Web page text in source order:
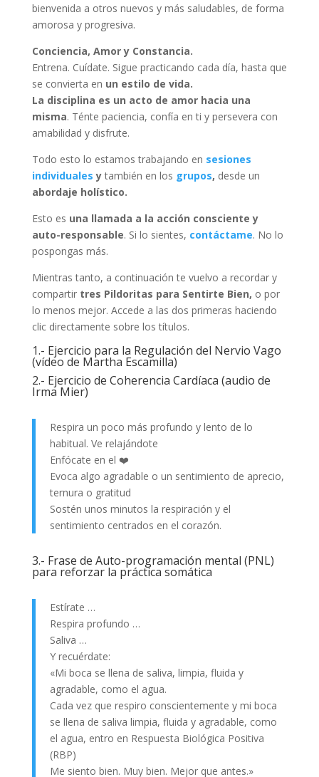
bienvenida a otros nuevos y más saludables, de forma
amorosa y progresiva.
Conciencia, Amor y Constancia.
Entrena. Cuídate. Sigue practicando cada día, hasta que
se convierta en un estilo de vida.
La disciplina es un acto de amor hacia una
misma. Ténte paciencia, confía en ti y persevera con
amabilidad y disfrute.
Todo esto lo estamos trabajando en sesiones
individuales ytambién en los grupos, desde un
abordaje holístico.
Esto es una llamada a la acción consciente y
auto-responsable. Si lo sientes, contáctame. No lo
pospongas más.
Mientras tanto, a continuación te vuelvo a recordar y
compartir tres Pildoritas para Sentirte Bien, o por
lo menos mejor. Accede a las dos primeras haciendo
clic directamente sobre los títulos.
1.- Ejercicio para la Regulación del Nervio Vago
(vídeo de Martha Escamilla)
2.- Ejercicio de Coherencia Cardíaca (audio de
Irma Mier)
Respira un poco más profundo y lento de lo
habitual. Ve relajándote
Enfócate en el ❤️
Evoca algo agradable o un sentimiento de aprecio,
ternura o gratitud
Sostén unos minutos la respiración y el
sentimiento centrados en el corazón.
3.- Frase de Auto-programación mental (PNL)
para reforzar la práctica somática
Estírate …
Respira profundo …
Saliva …
Y recuérdate:
«Mi boca se llena de saliva, limpia, fluida y
agradable, como el agua.
Cada vez que respiro conscientemente y mi boca
se llena de saliva limpia, fluida y agradable, como
el agua, entro en Respuesta Biológica Positiva
(RBP)
Me siento bien. Muy bien. Mejor que antes.»